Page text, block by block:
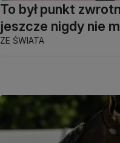
To był punkt
jeszcze nigdy nie
ZE ŚWIATA